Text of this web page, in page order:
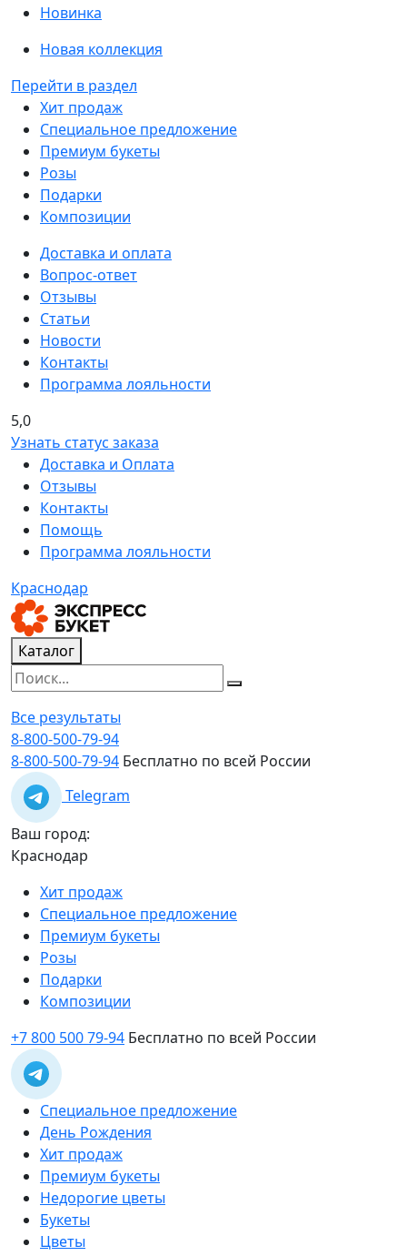
Новинка
Новая коллекция
Перейти в раздел
Хит продаж
Специальное предложение
Премиум букеты
Розы
Подарки
Композиции
Доставка и оплата
Вопрос-ответ
Отзывы
Статьи
Новости
Контакты
Программа лояльности
5,0
Узнать статус заказа
Доставка и Оплата
Отзывы
Контакты
Помощь
Программа лояльности
Краснодар
Каталог
Все результаты
8-800-500-79-94
8-800-500-79-94 Бесплатно по всей России
Telegram
Ваш город:
Краснодар
Хит продаж
Специальное предложение
Премиум букеты
Розы
Подарки
Композиции
+7 800 500 79-94 Бесплатно по всей России
Специальное предложение
День Рождения
Хит продаж
Премиум букеты
Недорогие цветы
Букеты
Цветы